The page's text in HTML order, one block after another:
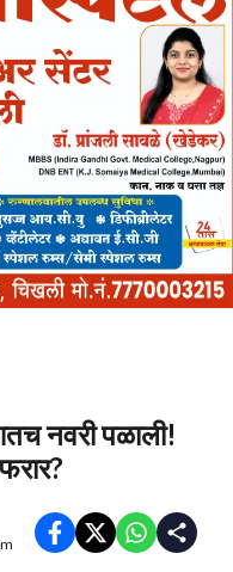
नवरी पळाली!